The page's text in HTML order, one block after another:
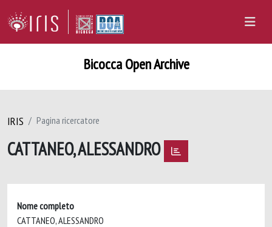
Bicocca Open Archive
IRIS Pagina ricercatore
CATTANEO, ALESSANDRO
Nome completo
CATTANEO, ALESSANDRO